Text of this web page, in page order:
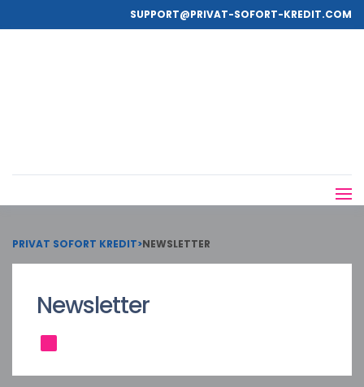
SUPPORT@PRIVAT-SOFORT-KREDIT.COM
PRIVAT SOFORT KREDIT>NEWSLETTER
Newsletter